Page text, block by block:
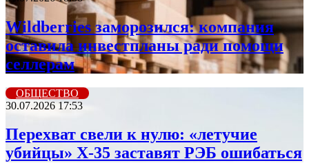
Wildberriеs заморозился: компания
оставила инвестпланы ради помощи
селлерам
ОБЩЕСТВО
30.07.2026 17:53
Перехват свели к нулю: «летучие
убийцы» X-35 заставят РЭБ ошибаться